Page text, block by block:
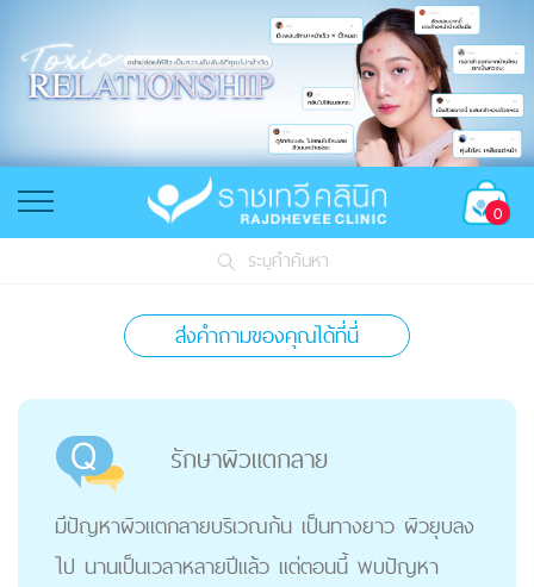
0
ระบุคำค้นหา
ส่งคำถามของคุณได้ที่นี่
รักษาผิวแตกลาย
มีปัญหาผิวแตกลายบริเวณก้น เป็นทางยาว ผิวยุบลง
ไป นานเป็นเวลาหลายปีแล้ว แต่ตอนนี้ พบปัญหา